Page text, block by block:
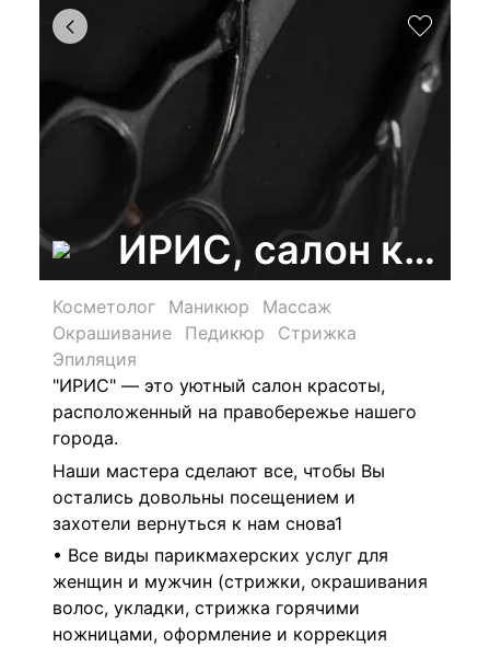
ИРИС, салон
Косметолог Маникюр
Массаж
Окрашивание
Педикюр
Стрижка
Эпиляция
"ИРИС" — это уютный салон красоты,
расположенный на правобережье нашего
города.
Наши мастера сделают все, чтобы Вы
остались довольны посещением и
захотели вернуться к нам снова1
• Все виды парикмахерских услуг для
женщин и мужчин (стрижки, окрашивания
волос, укладки, стрижка горячими
ножницами, оформление и коррекция